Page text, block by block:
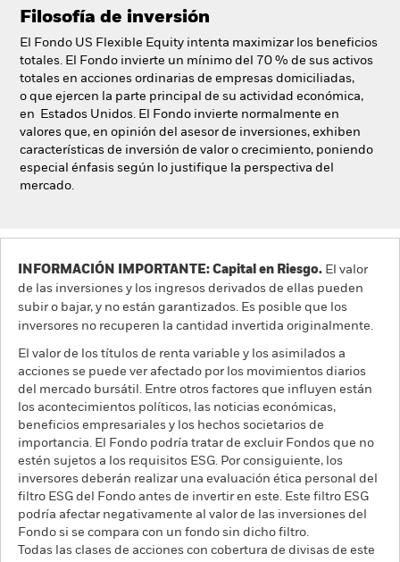
Aladdin
Nuestra compañía
Filosofía de inversión
El Fondo US Flexible Equity intenta maximizar los beneficios
totales. El Fondo invierte un mínimo del 70 % de sus activos
totales en acciones ordinarias de empresas domiciliadas,
o que ejercen la parte principal de su actividad económica,
en Estados Unidos. El Fondo invierte normalmente en
valores que, en opinión del asesor de inversiones, exhiben
características de inversión de valor o crecimiento, poniendo
especial énfasis según lo justifique la perspectiva del
mercado.
INFORMACIÓN IMPORTANTE: Capital en Riesgo. El valor
de las inversiones y los ingresos derivados de ellas pueden
subir o bajar, y no están garantizados. Es posible que los
inversores no recuperen la cantidad invertida originalmente.
El valor de los títulos de renta variable y los asimilados a
acciones se puede ver afectado por los movimientos diarios
del mercado bursátil. Entre otros factores que influyen están
los acontecimientos políticos, las noticias económicas,
beneficios empresariales y los hechos societarios de
importancia. El Fondo podría tratar de excluir Fondos que no
estén sujetos a los requisitos ESG. Por consiguiente, los
inversores deberán realizar una evaluación ética personal del
filtro ESG del Fondo antes de invertir en este. Este filtro ESG
podría afectar negativamente al valor de las inversiones del
Fondo si se compara con un fondo sin dicho filtro.
Todas las clases de acciones con cobertura de divisas de este